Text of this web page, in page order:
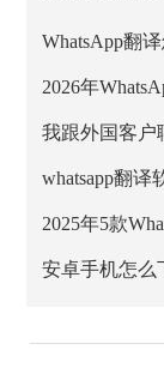
2026年
whatsapp翻译
安卓手机怎么